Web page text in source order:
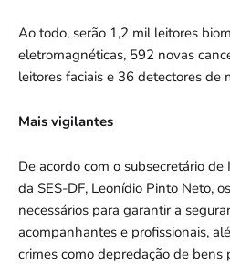
Ao todo, serão 1,2 mil leitores
eletromagnéticas, 592 novas
leitores faciais e 36 detectores de
Mais vigilantes
De acordo com o subsecretário
da SES-DF, Leonídio Pinto Neto,
necessários para garantir a
acompanhantes e profissionais,
crimes como depredação de bens